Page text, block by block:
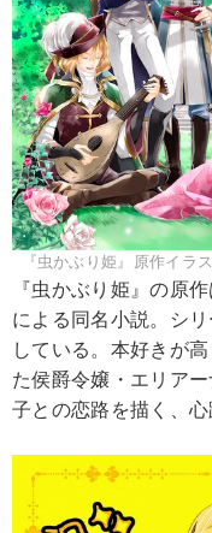
『虫かぶり姫』原作イラ
『虫かぶり姫』の原
による同名小説。シ
している。本好きが
た侯爵令嬢・エリア
子との恋路を描く、心